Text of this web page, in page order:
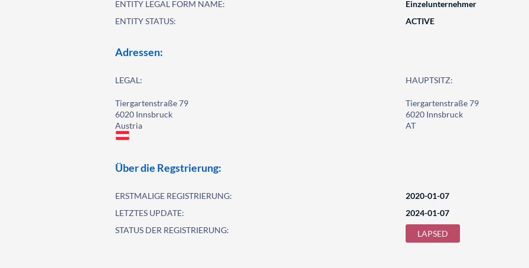
ENTITY LEGAL FORM NAME:
Einzelunternehmer
ENTITY STATUS:
ACTIVE
Adressen:
LEGAL:
Tiergartenstraße 79
6020 Innsbruck
Austria
HAUPTSITZ:
Tiergartenstraße 79
6020 Innsbruck
AT
Über die Regstrierung:
ERSTMALIGE REGISTRIERUNG:
2020-01-07
LETZTES UPDATE:
2024-01-07
STATUS DER REGISTRIERUNG:
LAPSED